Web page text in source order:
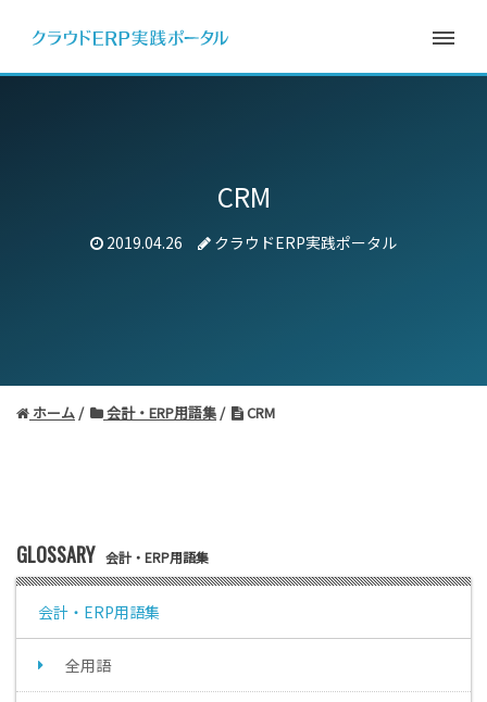
CRM
2019.04.26 クラウドERP実践ポータル
ホーム 会計・ERP用語集 CRM
GLOSSARY 会計・ERP用語集
会計・ERP用語集
全用語